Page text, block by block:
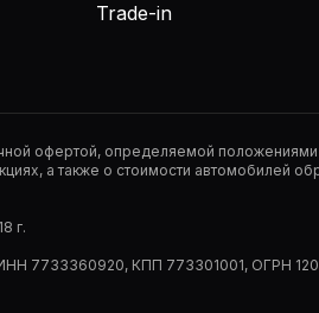
Trade-in
офертой, определяемой положениями
а также о стоимости автомобилей
г.
ИНН 7733360920, КПП 773301001, ОГРН